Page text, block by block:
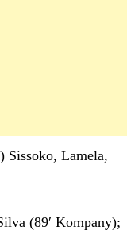
Sissoko, Lamela,
(89′ Kompany);